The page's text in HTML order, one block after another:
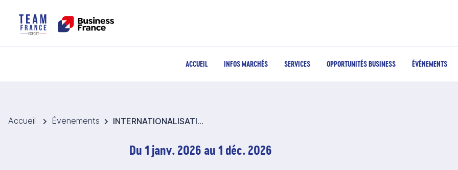
ACCUEIL INFOS MARCHÉS SERVICES OPPORTUNITÉS BUSINESS ÉVÉNEMENTS
Accueil Évenements INTERNATIONALISATION DES PME
Du 1 janv. 2026 au 1 déc. 2026